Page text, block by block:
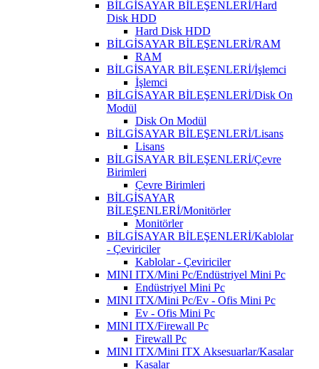
BİLGİSAYAR BİLEŞENLERİ/Hard
Disk HDD
Hard Disk HDD
BİLGİSAYAR BİLEŞENLERİ/RAM
RAM
BİLGİSAYAR BİLEŞENLERİ/İşlemci
İşlemci
BİLGİSAYAR BİLEŞENLERİ/Disk On
Modül
Disk On Modül
BİLGİSAYAR BİLEŞENLERİ/Lisans
Lisans
BİLGİSAYAR BİLEŞENLERİ/Çevre
Birimleri
Çevre Birimleri
BİLGİSAYAR
BİLEŞENLERİ/Monitörler
Monitörler
BİLGİSAYAR BİLEŞENLERİ/Kablolar
- Çeviriciler
Kablolar - Çeviriciler
MINI ITX/Mini Pc/Endüstriyel Mini Pc
Endüstriyel Mini Pc
MINI ITX/Mini Pc/Ev - Ofis Mini Pc
Ev - Ofis Mini Pc
MINI ITX/Firewall Pc
Firewall Pc
MINI ITX/Mini ITX Aksesuarlar/Kasalar
Kasalar